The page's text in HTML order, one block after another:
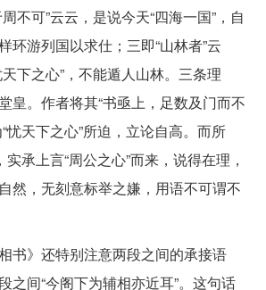
不可”云云，是说今天“四海一国”，自
环游列国以求仕；三即“山林者”云
下之心”，不能遁人山林。三条理
皇。作者将其“书亟上，足数及门而不
忧天下之心”所迫，立论自高。而所
实承上言“周公之心”而来，说得在理，
然，无刻意标举之嫌，用语不可谓不
书》还特别注意两段之间的承接语
之间“今阁下为辅相亦近耳”。这句话